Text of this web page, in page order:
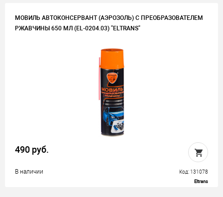
МОВИЛЬ АВТОКОНСЕРВАНТ (АЭРОЗОЛЬ) С ПРЕОБРАЗОВАТЕЛЕМ
РЖАВЧИНЫ 650 МЛ (EL-0204.03) "ELTRANS"
490 руб.
В наличии Код: 131078
Eltrans